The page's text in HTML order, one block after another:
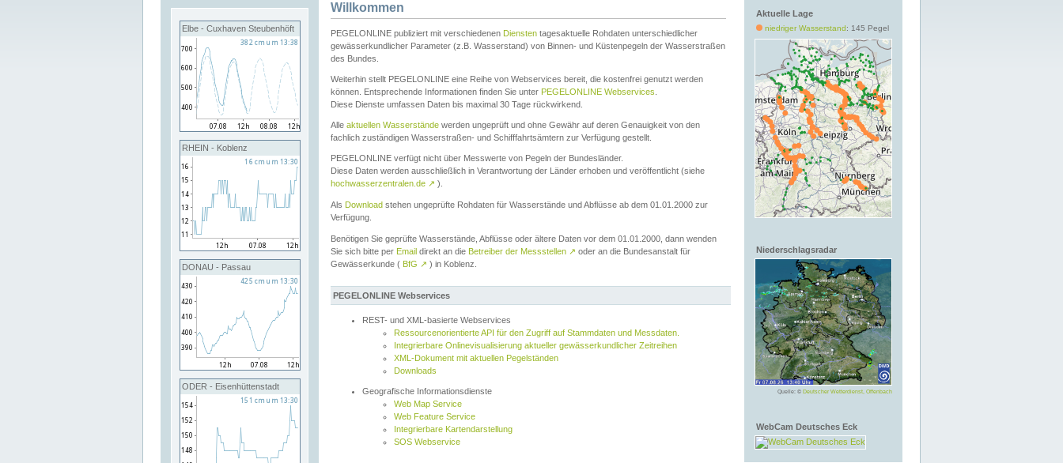
Elbe - Cuxhaven Steubenhöft
RHEIN - Koblenz
DONAU - Passau
ODER - Eisenhüttenstadt
Aktuelle Lage
niedriger Wasserstand: 145 Pegel
Niederschlagsradar
Quelle: © Deutscher Wetterdienst, Offenbach
WebCam Deutsches Eck
Willkommen
PEGELONLINE publiziert mit verschiedenen Diensten tagesaktuelle Rohdaten unterschiedlicher
gewässerkundlicher Parameter (z.B. Wasserstand) von Binnen- und Küstenpegeln der Wasserstraßen
des Bundes.
Weiterhin stellt PEGELONLINE eine Reihe von Webservices bereit, die kostenfrei genutzt werden
können. Entsprechende Informationen finden Sie unter PEGELONLINE Webservices
Diese Dienste umfassen Daten bis maximal 30 Tage rückwirkend.
Alle aktuellen Wasserstände werden ungeprüft und ohne Gewähr auf deren Genauigkeit von den
fachlich zuständigen Wasserstraßen- und Schifffahrtsämtern zur Verfügung gestellt.
PEGELONLINE verfügt nicht über Messwerte von Pegeln der Bundesländer.
Diese Daten werden ausschließlich in Verantwortung der Länder erhoben und veröffentlicht (siehe
hochwasserzentralen.de ↗ ).
Als Download stehen ungeprüfte Rohdaten für Wasserstände und Abflüsse ab dem 01.01.2000 zur
Verfügung.
Benötigen Sie geprüfte Wasserstände, Abflüsse oder ältere Daten vor dem 01.01.2000, dann wenden
Sie sich bitte per Email direkt an die Betreiber der Messstellen ↗ oder an die Bundesanstalt für
Gewässerkunde ( BfG ↗ ) in Koblenz.
PEGELONLINE Webservices
REST- und XML-basierte Webservices
Ressourcenorientierte API für den Zugriff auf Stammdaten und Messdaten.
Integrierbare Onlinevisualisierung aktueller gewässerkundlicher Zeitreihen
XML-Dokument mit aktuellen Pegelständen
Downloads
Geografische Informationsdienste
Web Map Service
Web Feature Service
Integrierbare Kartendarstellung
SOS Webservice